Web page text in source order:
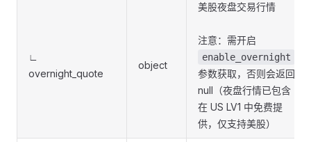
∟
overnight_quote
object
美股夜盘交易行情
注意：需开启
enable_overnight
参数获取，否则会返回
null（夜盘行情已包含
在 US LV1 中免费提
供，仅支持美股）